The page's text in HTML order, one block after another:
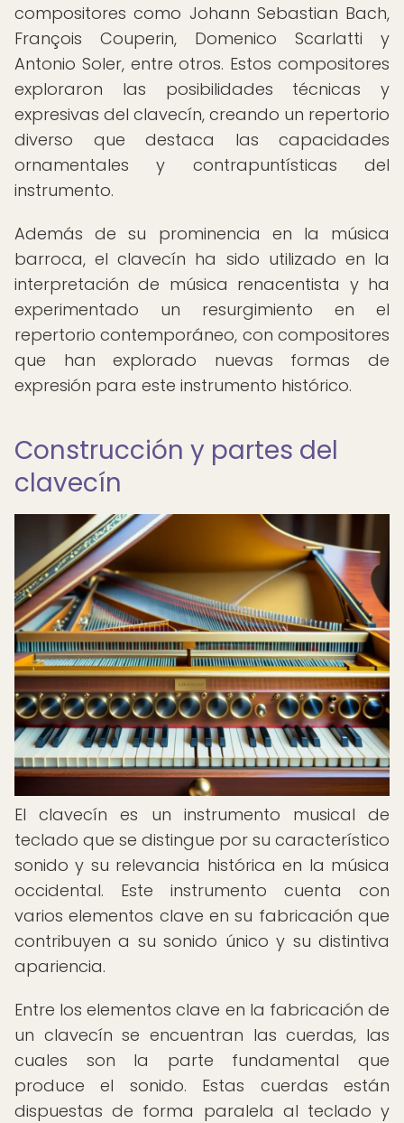
compositores como Johann Sebastian Bach,
François Couperin, Domenico Scarlatti y
Antonio Soler, entre otros. Estos compositores
exploraron las posibilidades técnicas y
expresivas del clavecín, creando un repertorio
diverso que destaca las capacidades
ornamentales y contrapuntísticas del
instrumento.
Además de su prominencia en la música
barroca, el clavecín ha sido utilizado en la
interpretación de música renacentista y ha
experimentado un resurgimiento en el
repertorio contemporáneo, con compositores
que han explorado nuevas formas de
expresión para este instrumento histórico.
Construcción y partes del
clavecín
El clavecín es un instrumento musical de
teclado que se distingue por su característico
sonido y su relevancia histórica en la música
occidental. Este instrumento cuenta con
varios elementos clave en su fabricación que
contribuyen a su sonido único y su distintiva
apariencia.
Entre los elementos clave en la fabricación de
un clavecín se encuentran las cuerdas, las
cuales son la parte fundamental que
produce el sonido. Estas cuerdas están
dispuestas de forma paralela al teclado y